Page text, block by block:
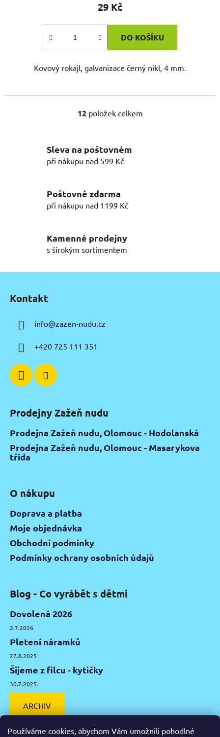
Používáme cookies, abychom Vám umožnili pohodlné
29 Kč
DO KOŠÍKU
Kovový rokajl, galvanizace černý nikl, 4 mm.
O
á
d
í
p
k
y
ý
12položek celkem
Sleva na poštovném
při nákupu nad 599 Kč
Poštovné zdarma
při nákupu nad 1199 Kč
Kamenné prodejny
s širokým sortimentem
Kontakt
info@zazen-nudu.cz
+420 725 111 351
Prodejny Zažeň nudu
Prodejna Zažeň nudu, Olomouc - Hodolanská
Prodejna Zažeň nudu, Olomouc - Masarykova
třída
O nákupu
Doprava a platba
Moje objednávka
Obchodní podmínky
Podmínky ochrany osobních údajů
Blog - Co vyrábět s dětmi
Dovolená 2026
2.7.2026
Pletení náramků
27.8.2025
Šijeme z filcu - kytičky
30.7.2025
ARCHIV